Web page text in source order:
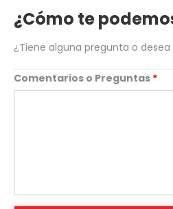
¿Cómo te
¿Tiene alguna pregunta o
Comentarios o Preguntas *